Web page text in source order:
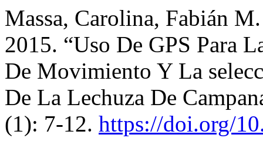
Massa, Carolina, Fabián
2015. “Uso De GPS Para
De Movimiento Y La
De La Lechuza De
(1): 7-12. https://doi.org/